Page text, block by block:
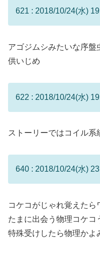
621 : 2018/10/24(水)
アゴジムシみたいな序盤
供いじめ
622 : 2018/10/24(水)
ストーリーではコイル系
640 : 2018/10/24(水)
コケコがじゃれ覚えたら
たまに出会う物理コケコ
特殊受けしたら物理かよ